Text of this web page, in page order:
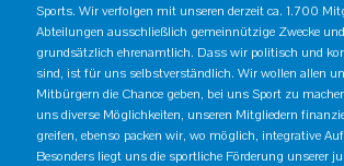
Sports. Wir verfolgen mit unseren derzeit ca. 1.700
Abteilungen ausschließlich gemeinnützige Zwecke
grundsätzlich ehrenamtlich. Dass wir politisch und
sind, ist für uns selbstverständlich. Wir wollen allen
Mitbürgern die Chance geben, bei uns Sport zu
uns diverse Möglichkeiten, unseren Mitgliedern
greifen, ebenso packen wir, wo möglich, integrative
Besonders liegt uns die sportliche Förderung unserer